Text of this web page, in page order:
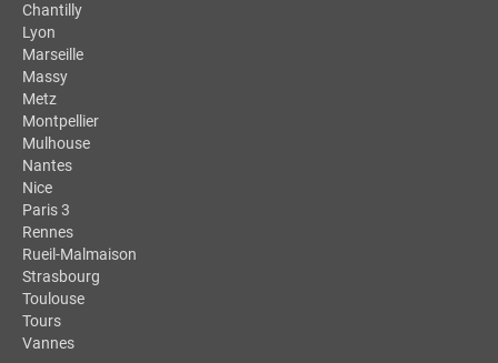
Chantilly
Lyon
Marseille
Massy
Metz
Montpellier
Mulhouse
Nantes
Nice
Paris 3
Rennes
Rueil-Malmaison
Strasbourg
Toulouse
Tours
Vannes